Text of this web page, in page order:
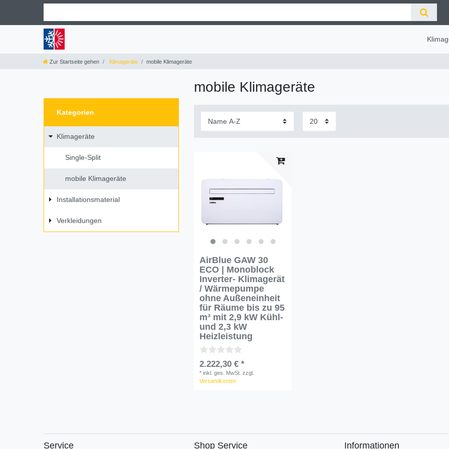
Zur Startseite gehen Klimageräte mobile Klimageräte
Kategorien
Klimageräte
Single-Split
mobile Klimageräte
Installationsmaterial
Verkleidungen
mobile Klimageräte
AirBlue GAW 30
ECO | Monoblock
Inverter- Klimagerät
/ Wärmepumpe
ohne Außeneinheit
für Räume bis zu 95
m³ mit 2,9 kW Kühl-
und 2,3 kW
Heizleistung
2.222,30 € *
*inkl. ges. MwSt. zzgl.
Versandkosten
Service Shop Service Informationen